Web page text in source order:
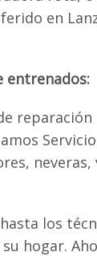
en
entrenados:
los
hogar.